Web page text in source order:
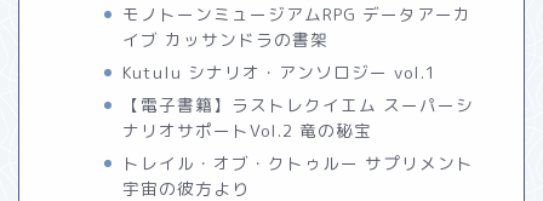
モノトーンミュージアムRPG データアーカ
イブ カッサンドラの書架
Kutulu シナリオ・アンソロジー vol.1
【電子書籍】ラストレクイエム スーパーシ
ナリオサポートVol.2 竜の秘宝
トレイル・オブ・クトゥルー サプリメント
宇宙の彼方より